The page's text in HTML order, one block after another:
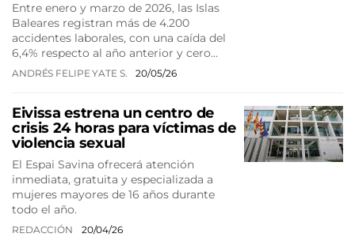
Entre enero y marzo de 2026, las Islas
Baleares registran más de 4.200
accidentes laborales, con una caída del
6,4% respecto al año anterior y cero…
ANDRÉS FELIPE YATE S. 20/05/26
Eivissa estrena un centro de
crisis 24 horas para víctimas de
violencia sexual
El Espai Savina ofrecerá atención
inmediata, gratuita y especializada a
mujeres mayores de 16 años durante
todo el año.
REDACCIÓN 20/04/26